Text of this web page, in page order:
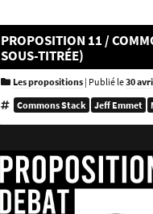
PROPOSITION 11 /
SOUS-TITRÉE)
Les propositions | Publié le30
Commons Stack Jeff Emmet